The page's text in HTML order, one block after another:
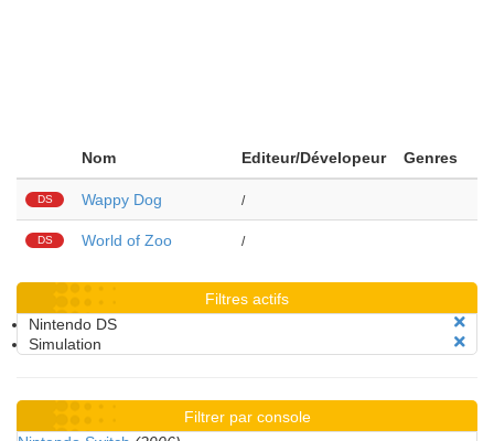
Nom Editeur/Dévelopeur Genres
DS Wappy Dog /
DS World of Zoo /
Filtres actifs
Nintendo DS
Simulation
Filtrer par console